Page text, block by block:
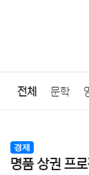
전체 문학
질병 가요
경제
명품 상권 프